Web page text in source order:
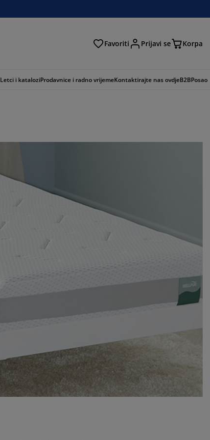
Favoriti Prijavi se Korpa
Letci i kataloziProdavnice i radno vrijemeKontaktirajte nas ovdjeB2BPosao